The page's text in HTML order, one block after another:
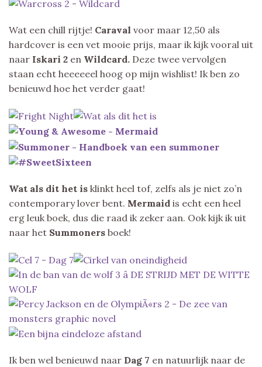
Wat een chill rijtje! Caraval voor maar 12,50 als
hardcover is een vet mooie prijs, maar ik kijk vooral uit
naar Iskari 2 en Wildcard. Deze twee vervolgen
staan echt heeeeeel hoog op mijn wishlist! Ik ben zo
benieuwd hoe het verder gaat!
Wat als dit het is klinkt heel tof, zelfs als je niet zo’n
contemporary lover bent. Mermaid is echt een heel
erg leuk boek, dus die raad ik zeker aan. Ook kijk ik uit
naar het Summoners boek!
Ik ben wel benieuwd naar Dag 7 en natuurlijk naar de